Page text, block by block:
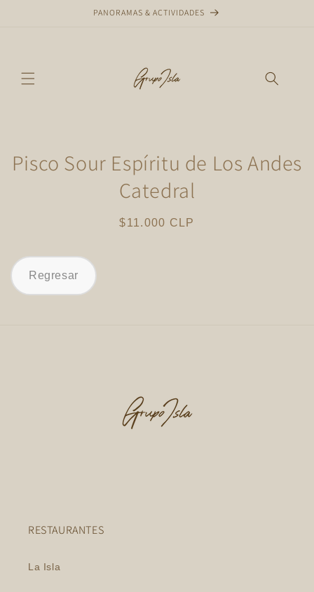
PANORAMAS & ACTIVIDADES
a la
Pisco Sour Espíritu de Los Andes
Catedral
Precio
$11.000 CLP
Regresar
RESTAURANTES
La Isla